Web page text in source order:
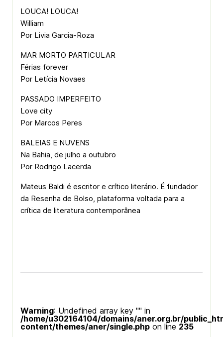
LOUCA! LOUCA!
William
Por Livia Garcia-Roza
MAR MORTO PARTICULAR
Férias forever
Por Letícia Novaes
PASSADO IMPERFEITO
Love city
Por Marcos Peres
BALEIAS E NUVENS
Na Bahia, de julho a outubro
Por Rodrigo Lacerda
Mateus Baldi é escritor e crítico literário. É fundador
da Resenha de Bolso, plataforma voltada para a
crítica de literatura contemporânea
Warning: Undefined array key "" in
/home/u302164104/domains/aner.org.br/
content/themes/aner/single.php on line 235